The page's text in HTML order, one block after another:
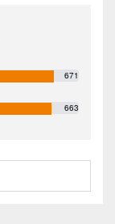
671
663